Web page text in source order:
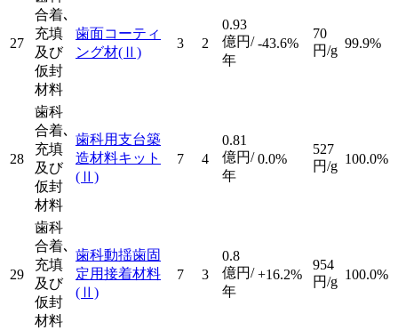
27
合着､
充填
及び
仮封
材料
歯面コーティ
ング材(Ⅱ)
3 2
0.93
億円/
年
-43.6%
70
円/g 99.9%
28
歯科
合着､
充填
及び
仮封
材料
歯科用支台築
造材料キット
(Ⅱ)
7 4
0.81
億円/
年
0.0%
527
円/g 100.0%
29
歯科
合着､
充填
及び
仮封
材料
歯科動揺歯固
定用接着材料
(Ⅱ)
7 3
0.8
億円/
年
+16.2%
954
円/g 100.0%